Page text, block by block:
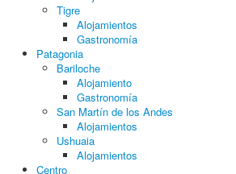
Tigre
Alojamientos
Gastronomía
Patagonia
Bariloche
Alojamiento
Gastronomía
San Martín de los Andes
Alojamientos
Ushuaia
Alojamientos
Centro